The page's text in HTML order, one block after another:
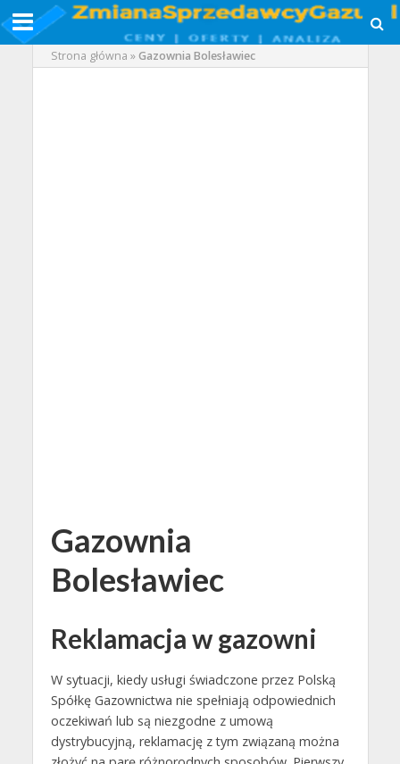
Strona główna »Gazownia Bolesławiec
Gazownia
Bolesławiec
Reklamacja w gazowni
W sytuacji, kiedy usługi świadczone przez Polską
Spółkę Gazownictwa nie spełniają odpowiednich
oczekiwań lub są niezgodne z umową
dystrybucyjną, reklamację z tym związaną można